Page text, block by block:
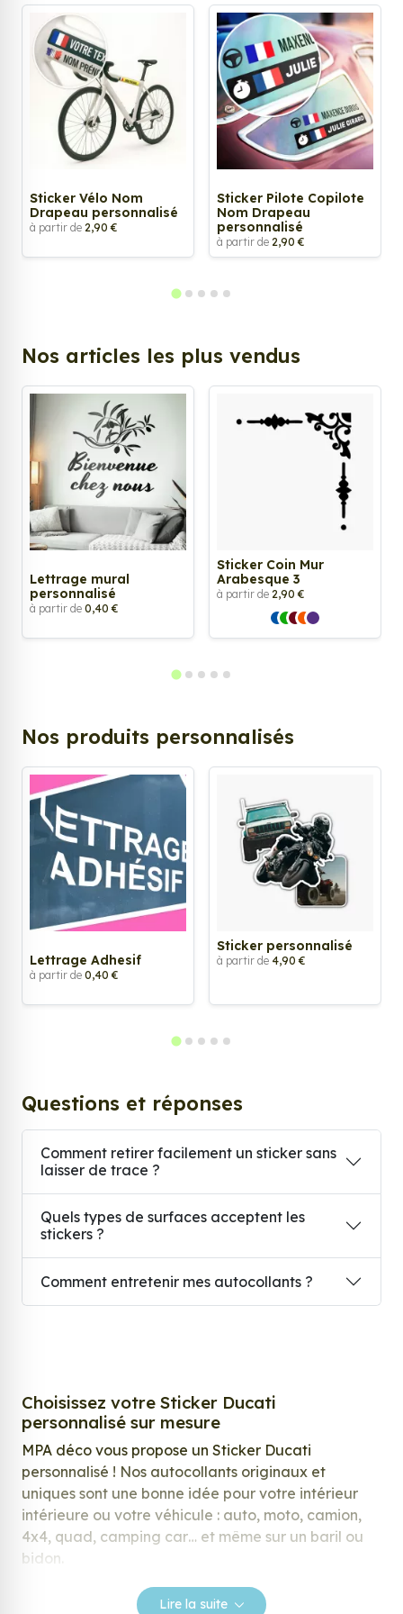
Sticker Vélo Nom
Drapeau personnalisé
à partir de 2,90 €
Sticker Pilote Copilote
Nom Drapeau
personnalisé
à partir de 2,90 €
Nos articles les plus vendus
Lettrage mural
personnalisé
à partir de 0,40 €
Sticker Coin Mur
Arabesque 3
à partir de 2,90 €
Nos produits personnalisés
Lettrage Adhesif
à partir de 0,40 €
Sticker personnalisé
à partir de 4,90 €
Questions et réponses
Comment retirer facilement un sticker sans
laisser de trace ?
Quels types de surfaces acceptent les
stickers ?
Comment entretenir mes autocollants ?
Choisissez votre Sticker Ducati
personnalisé sur mesure
MPA déco vous propose un Sticker Ducati
personnalisé ! Nos autocollants originaux et
uniques sont une bonne idée pour votre intérieur
intérieure ou votre véhicule : auto, moto, camion,
4x4, quad, camping car… et même sur un baril ou
bidon.
Nos stickers sont spécialement conçus pour
Lire la suite